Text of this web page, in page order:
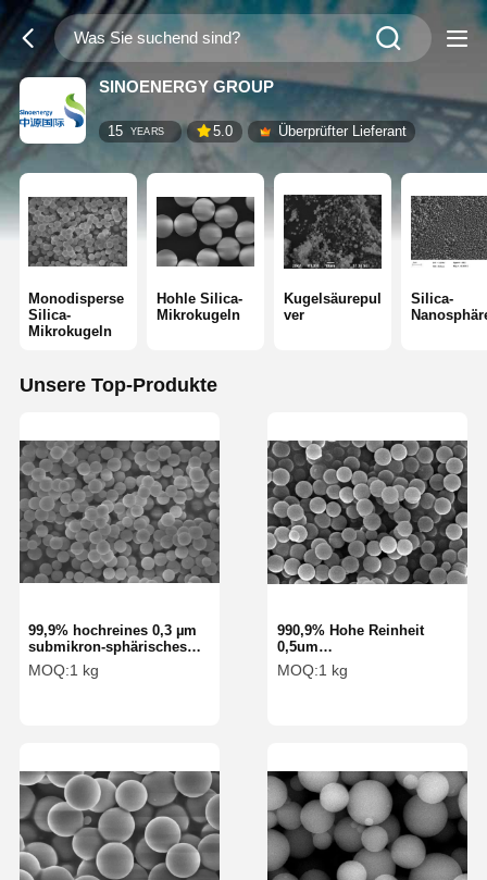
SINOENERGY GROUP
15 YEARS 5.0 Überprüfter Lieferant
Monodisperse
Silica-
Mikrokugeln
Hohle Silica-
Mikrokugeln
Kugelsäurepul
ver
Silica-
Unsere Top-Produkte
99,9% hochreines 0,3 µm
submikron-sphärisches
Silikapulver, Silikakugel-
Mikrosphäre SS-H Serie
MOQ:1 kg
990,9% Hohe Reinheit
0,5um
Submikrosphärische
Siliziumpulver
MOQ:1 kg